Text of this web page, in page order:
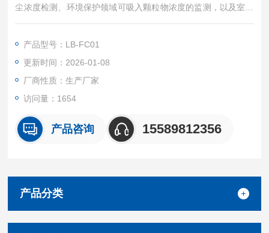
尘浓度检测、环境保护领域可吸入颗粒物浓度的监测，以及室内
外环境检测、环保领域、生产环境、卫生疾控等。
产品型号：LB-FC01
更新时间：2026-01-08
厂商性质：生产厂家
访问量：1654
产品咨询 15589812356
产品分类